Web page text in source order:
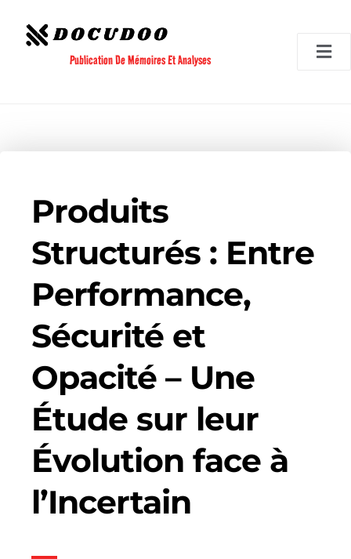
contenu
Publication De Mémoires Et Analyses
Produits
Structurés : Entre
Performance,
Sécurité et
Opacité – Une
Étude sur leur
Évolution face à
l’Incertain